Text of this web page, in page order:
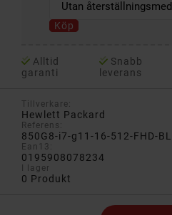
Köp
Alltid
garanti
Snabb
leverans
Tillverkare:
Hewlett Packard
Referens:
850G8-i7-g11-16-512-FHD-
Ean13:
0195908078234
I lager
0 Produkt